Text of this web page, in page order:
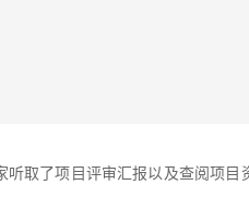
听取了项目评审汇报以及查阅项目